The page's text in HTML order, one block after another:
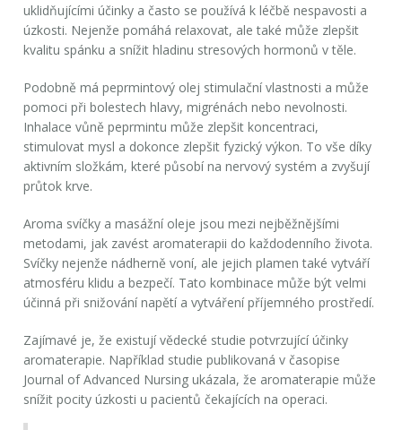
uklidňujícími účinky a často se používá k léčbě nespavosti a
úzkosti. Nejenže pomáhá relaxovat, ale také může zlepšit
kvalitu spánku a snížit hladinu stresových hormonů v těle.
Podobně má peprmintový olej stimulační vlastnosti a může
pomoci při bolestech hlavy, migrénách nebo nevolnosti.
Inhalace vůně peprmintu může zlepšit koncentraci,
stimulovat mysl a dokonce zlepšit fyzický výkon. To vše díky
aktivním složkám, které působí na nervový systém a zvyšují
průtok krve.
Aroma svíčky a masážní oleje jsou mezi nejběžnějšími
metodami, jak zavést aromaterapii do každodenního života.
Svíčky nejenže nádherně voní, ale jejich plamen také vytváří
atmosféru klidu a bezpečí. Tato kombinace může být velmi
účinná při snižování napětí a vytváření příjemného prostředí.
Zajímavé je, že existují vědecké studie potvrzující účinky
aromaterapie. Například studie publikovaná v časopise
Journal of Advanced Nursing ukázala, že aromaterapie může
snížit pocity úzkosti u pacientů čekajících na operaci.